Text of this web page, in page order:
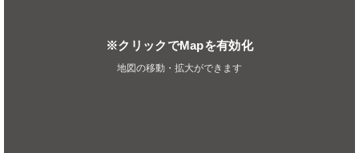
※クリックでMapを有効化
地図の移動・拡大ができます